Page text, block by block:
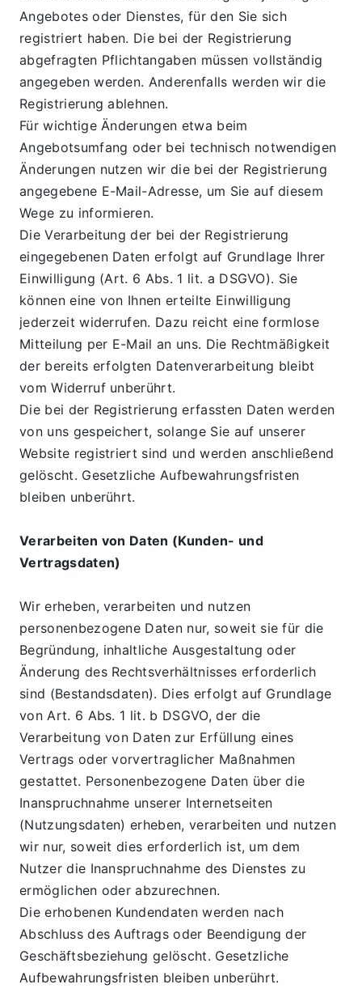
Angebotes oder Dienstes, für den Sie sich
registriert haben. Die bei der Registrierung
abgefragten Pflichtangaben müssen vollständig
angegeben werden. Anderenfalls werden wir die
Registrierung ablehnen.
Für wichtige Änderungen etwa beim
Angebotsumfang oder bei technisch notwendigen
Änderungen nutzen wir die bei der Registrierung
angegebene E-Mail-Adresse, um Sie auf diesem
Wege zu informieren.
Die Verarbeitung der bei der Registrierung
eingegebenen Daten erfolgt auf Grundlage Ihrer
Einwilligung (Art. 6 Abs. 1 lit. a DSGVO). Sie
können eine von Ihnen erteilte Einwilligung
jederzeit widerrufen. Dazu reicht eine formlose
Mitteilung per E-Mail an uns. Die Rechtmäßigkeit
der bereits erfolgten Datenverarbeitung bleibt
vom Widerruf unberührt.
Die bei der Registrierung erfassten Daten werden
von uns gespeichert, solange Sie auf unserer
Website registriert sind und werden anschließend
gelöscht. Gesetzliche Aufbewahrungsfristen
bleiben unberührt.
Verarbeiten von Daten (Kunden- und
Vertragsdaten)
Wir erheben, verarbeiten und nutzen
personenbezogene Daten nur, soweit sie für die
Begründung, inhaltliche Ausgestaltung oder
Änderung des Rechtsverhältnisses erforderlich
sind (Bestandsdaten). Dies erfolgt auf Grundlage
von Art. 6 Abs. 1 lit. b DSGVO, der die
Verarbeitung von Daten zur Erfüllung eines
Vertrags oder vorvertraglicher Maßnahmen
gestattet. Personenbezogene Daten über die
Inanspruchnahme unserer Internetseiten
(Nutzungsdaten) erheben, verarbeiten und nutzen
wir nur, soweit dies erforderlich ist, um dem
Nutzer die Inanspruchnahme des Dienstes zu
ermöglichen oder abzurechnen.
Die erhobenen Kundendaten werden nach
Abschluss des Auftrags oder Beendigung der
Geschäftsbeziehung gelöscht. Gesetzliche
Aufbewahrungsfristen bleiben unberührt.